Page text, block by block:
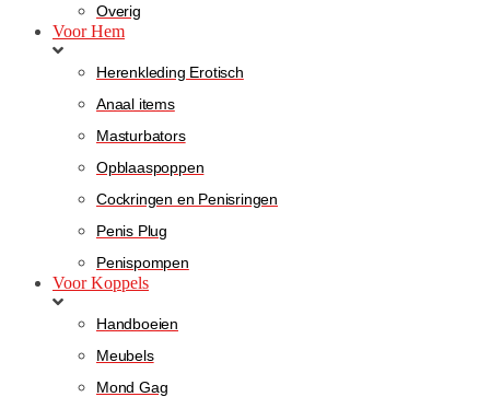
Overig
Voor Hem
Herenkleding Erotisch
Anaal items
Masturbators
Opblaaspoppen
Cockringen en Penisringen
Penis Plug
Penispompen
Voor Koppels
Handboeien
Meubels
Mond Gag